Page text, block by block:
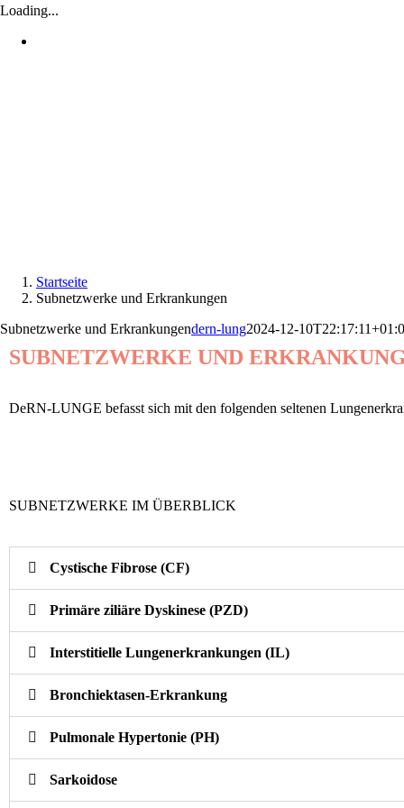
Loading...
Startseite
Subnetzwerke und Erkrankungen
Subnetzwerke und Erkrankungendern-lung2024-12-
SUBNETZWERKE UND
DeRN-LUNGE befasst sich mit den folgenden seltenen
SUBNETZWERKE IM ÜBERBLICK
Cystische Fibrose (CF)
Primäre ziliäre Dyskinese (PZD)
Interstitielle Lungenerkrankungen (IL)
Bronchiektasen-Erkrankung
Pulmonale Hypertonie (PH)
Sarkoidose